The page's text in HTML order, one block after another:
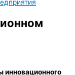
инновационного